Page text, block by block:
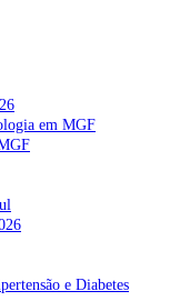
famílias após diagnóstico
cooperação em
de Agosto, 2026
privada para garantir
em MGF
e Diabetes